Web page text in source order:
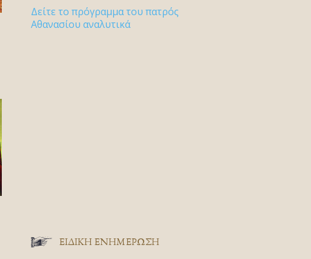
Δείτε το πρόγραμμα του πατρός
Αθανασίου αναλυτικά
ΕΙΔΙΚΉ ΕΝΗΜΈΡΩΣΗ